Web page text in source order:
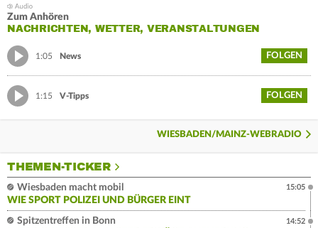
Zum Anhören
NACHRICHTEN, WETTER, VERANSTALTUNGEN
1:05 News FOLGEN
1:15 V-Tipps FOLGEN
WIESBADEN/MAINZ-WEBRADIO
THEMEN-TICKER
Wiesbaden macht mobil
WIE SPORT POLIZEI UND BÜRGER EINT
15:05
Spitzentreffen in Bonn
14:52